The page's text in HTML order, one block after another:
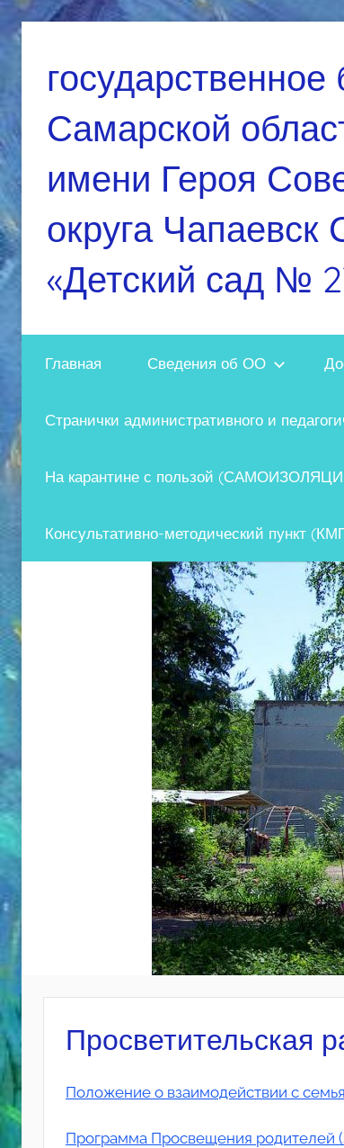
Перейти
содержимому
Самарской
имени Героя
округа Чапаевск
«Детский сад №
Главная Сведения об ОО
Странички административного и
На карантине с пользой
Консультативно-методический пункт
Просветительская
Положение о взаимодействии с
Программа Просвещения родителей